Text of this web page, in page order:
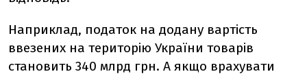
Наприклад, податок на додану вартість
ввезених на територію України товарів
становить 340 млрд грн. А якщо врахувати